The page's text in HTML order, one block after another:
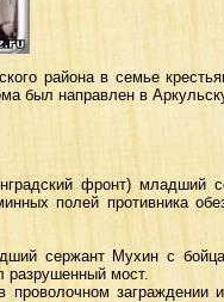
района в семье
был направлен в
фронт) младший
полей противника
сержант Мухин с
разрушенный мост.
проволочном заграждении